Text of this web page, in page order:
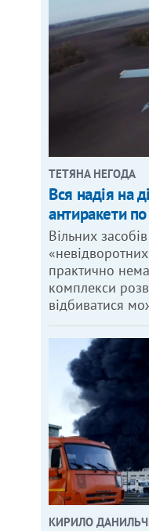
ТЕТЯНА НЕГОДА
Вся надія на
антиракети
Вільних
практично
комплекси
відбиватися
КИРИЛО